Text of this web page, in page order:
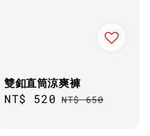
雙釦直筒涼爽褲
Sale
NT$ 520 Regular
NT$ 650